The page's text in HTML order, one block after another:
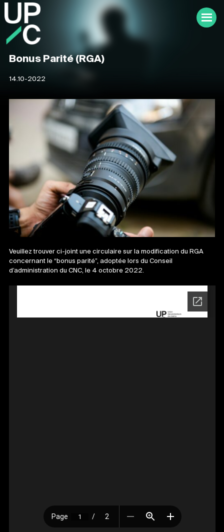
Bonus Parité (RGA)
14.10-2022
Veuillez trouver ci-joint une circulaire sur la modification du RGA
concernant le “bonus parité”, adoptée lors du Conseil
d’administration du CNC, le 4 octobre 2022.